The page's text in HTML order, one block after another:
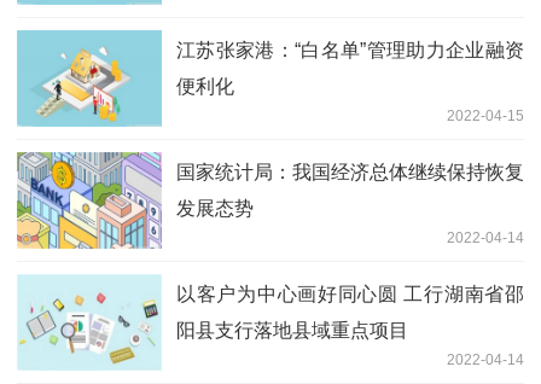
江苏张家港：“白名单”管理助力企业融资
便利化
2022-04-15
国家统计局：我国经济总体继续保持恢复
发展态势
2022-04-14
以客户为中心画好同心圆 工行湖南省邵
阳县支行落地县域重点项目
2022-04-14